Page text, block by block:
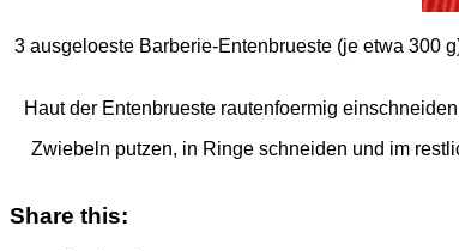
3 ausgeloeste Barberie-Entenbrueste (je etwa 300
Haut der Entenbrueste rautenfoermig
Zwiebeln putzen, in Ringe schneiden und im
Share this: